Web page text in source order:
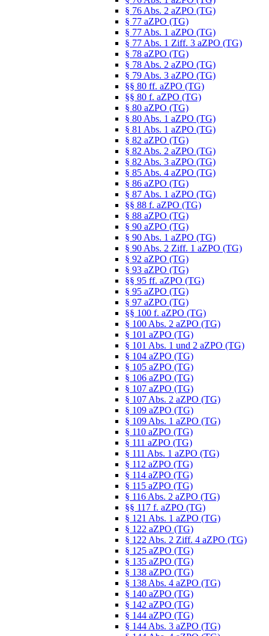
§ 76 Abs. 2 aZPO (TG)
§ 77 aZPO (TG)
§ 77 Abs. 1 aZPO (TG)
§ 77 Abs. 1 Ziff. 3 aZPO (TG)
§ 78 aZPO (TG)
§ 78 Abs. 2 aZPO (TG)
§ 79 Abs. 3 aZPO (TG)
§§ 80 ff. aZPO (TG)
§§ 80 f. aZPO (TG)
§ 80 aZPO (TG)
§ 80 Abs. 1 aZPO (TG)
§ 81 Abs. 1 aZPO (TG)
§ 82 aZPO (TG)
§ 82 Abs. 2 aZPO (TG)
§ 82 Abs. 3 aZPO (TG)
§ 85 Abs. 4 aZPO (TG)
§ 86 aZPO (TG)
§ 87 Abs. 1 aZPO (TG)
§§ 88 f. aZPO (TG)
§ 88 aZPO (TG)
§ 90 aZPO (TG)
§ 90 Abs. 1 aZPO (TG)
§ 90 Abs. 2 Ziff. 1 aZPO (TG)
§ 92 aZPO (TG)
§ 93 aZPO (TG)
§§ 95 ff. aZPO (TG)
§ 95 aZPO (TG)
§ 97 aZPO (TG)
§§ 100 f. aZPO (TG)
§ 100 Abs. 2 aZPO (TG)
§ 101 aZPO (TG)
§ 101 Abs. 1 und 2 aZPO (TG)
§ 104 aZPO (TG)
§ 105 aZPO (TG)
§ 106 aZPO (TG)
§ 107 aZPO (TG)
§ 107 Abs. 2 aZPO (TG)
§ 109 aZPO (TG)
§ 109 Abs. 1 aZPO (TG)
§ 110 aZPO (TG)
§ 111 aZPO (TG)
§ 111 Abs. 1 aZPO (TG)
§ 112 aZPO (TG)
§ 114 aZPO (TG)
§ 115 aZPO (TG)
§ 116 Abs. 2 aZPO (TG)
§§ 117 f. aZPO (TG)
§ 121 Abs. 1 aZPO (TG)
§ 122 aZPO (TG)
§ 122 Abs. 2 Ziff. 4 aZPO (TG)
§ 125 aZPO (TG)
§ 135 aZPO (TG)
§ 138 aZPO (TG)
§ 138 Abs. 4 aZPO (TG)
§ 140 aZPO (TG)
§ 142 aZPO (TG)
§ 144 aZPO (TG)
§ 144 Abs. 3 aZPO (TG)